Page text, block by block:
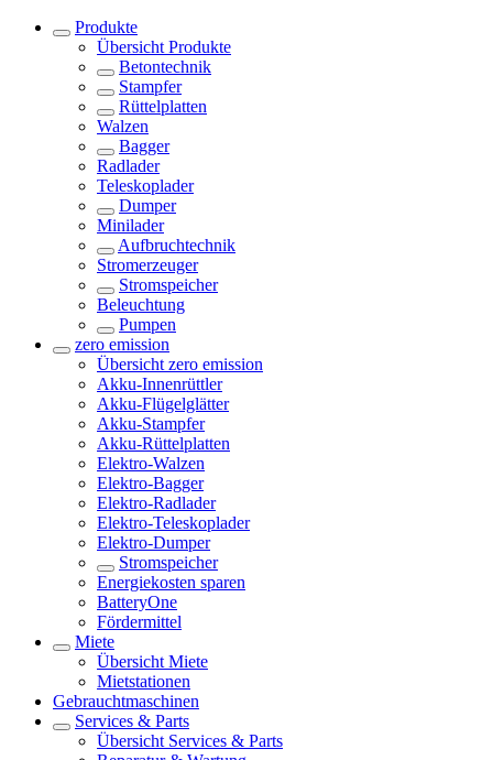
Produkte
Übersicht Produkte
Betontechnik
Stampfer
Rüttelplatten
Walzen
Bagger
Radlader
Teleskoplader
Dumper
Minilader
Aufbruchtechnik
Stromerzeuger
Stromspeicher
Beleuchtung
Pumpen
zero emission
Übersicht zero emission
Akku-Innenrüttler
Akku-Flügelglätter
Akku-Stampfer
Akku-Rüttelplatten
Elektro-Walzen
Elektro-Bagger
Elektro-Radlader
Elektro-Teleskoplader
Elektro-Dumper
Stromspeicher
Energiekosten sparen
BatteryOne
Fördermittel
Miete
Übersicht Miete
Mietstationen
Gebrauchtmaschinen
Services & Parts
Übersicht Services & Parts